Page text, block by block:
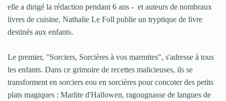
elle a dirigé la rédaction pendant 6 ans - et auteurs de nombraux
livres de cuisine, Nathalie Le Foll publie un tryptique de livre
destinés aux enfants.
Le premier, "Sorciers, Sorcières à vos marmites", s'adresse à tous
les enfants. Dans ce grimoire de recettes malicieuses, ils se
transforment en sorciers eou en sorcières pour concoter des petits
plats magiques : Marlite d'Hallowen, ragougnasse de langues de